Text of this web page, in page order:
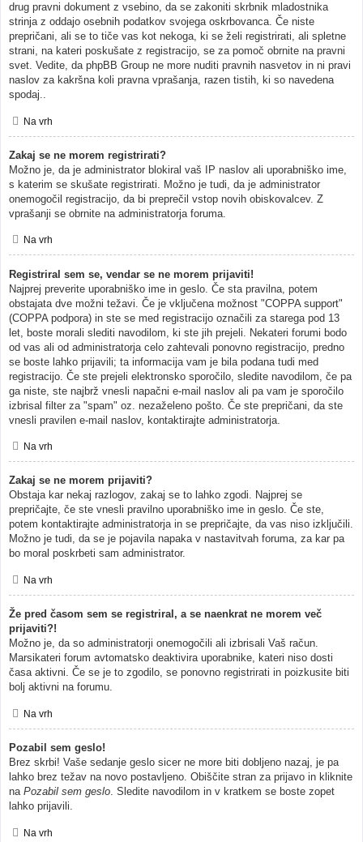
drug pravni dokument z vsebino, da se zakoniti skrbnik mladostnika
strinja z oddajo osebnih podatkov svojega oskrbovanca. Če niste
prepričani, ali se to tiče vas kot nekoga, ki se želi registrirati, ali spletne
strani, na kateri poskušate z registracijo, se za pomoč obrnite na pravni
svet. Vedite, da phpBB Group ne more nuditi pravnih nasvetov in ni pravi
naslov za kakršna koli pravna vprašanja, razen tistih, ki so navedena
spodaj..
Na vrh
Zakaj se ne morem registrirati?
Možno je, da je administrator blokiral vaš IP naslov ali uporabniško ime,
s katerim se skušate registrirati. Možno je tudi, da je administrator
onemogočil registracijo, da bi preprečil vstop novih obiskovalcev. Z
vprašanji se obrnite na administratorja foruma.
Na vrh
Registriral sem se, vendar se ne morem prijaviti!
Najprej preverite uporabniško ime in geslo. Če sta pravilna, potem
obstajata dve možni težavi. Če je vključena možnost "COPPA support"
(COPPA podpora) in ste se med registracijo označili za starega pod 13
let, boste morali slediti navodilom, ki ste jih prejeli. Nekateri forumi bodo
od vas ali od administratorja celo zahtevali ponovno registracijo, predno
se boste lahko prijavili; ta informacija vam je bila podana tudi med
registracijo. Če ste prejeli elektronsko sporočilo, sledite navodilom, če pa
ga niste, ste najbrž vnesli napačni e-mail naslov ali pa vam je sporočilo
izbrisal filter za "spam" oz. nezaželeno pošto. Če ste prepričani, da ste
vnesli pravilen e-mail naslov, kontaktirajte administratorja.
Na vrh
Zakaj se ne morem prijaviti?
Obstaja kar nekaj razlogov, zakaj se to lahko zgodi. Najprej se
prepričajte, če ste vnesli pravilno uporabniško ime in geslo. Če ste,
potem kontaktirajte administratorja in se prepričajte, da vas niso izključili.
Možno je tudi, da se je pojavila napaka v nastavitvah foruma, za kar pa
bo moral poskrbeti sam administrator.
Na vrh
Že pred časom sem se registriral, a se naenkrat ne morem več
prijaviti?!
Možno je, da so administratorji onemogočili ali izbrisali Vaš račun.
Marsikateri forum avtomatsko deaktivira uporabnike, kateri niso dosti
časa aktivni. Če se je to zgodilo, se ponovno registrirati in poizkusite biti
bolj aktivni na forumu.
Na vrh
Pozabil sem geslo!
Brez skrbi! Vaše sedanje geslo sicer ne more biti dobljeno nazaj, je pa
lahko brez težav na novo postavljeno. Obiščite stran za prijavo in kliknite
na Pozabil sem geslo. Sledite navodilom in v kratkem se boste zopet
lahko prijavili.
Na vrh